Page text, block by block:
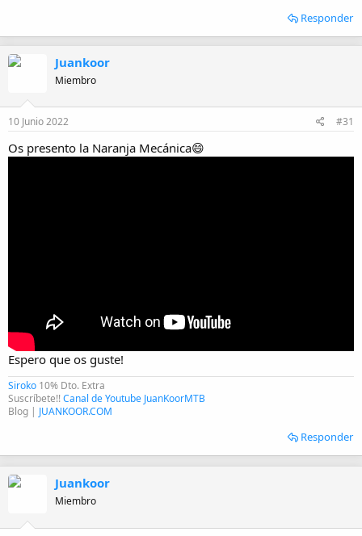
Responder
Juankoor
Miembro
10 Junio 2022 #31
Os presento la Naranja Mecánica😄
Espero que os guste!
Siroko 10% Dto. Extra
Suscríbete!!Canal de Youtube JuanKoorMTB
Blog | JUANKOOR.COM
Responder
Juankoor
Miembro